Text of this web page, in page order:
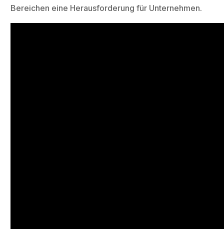
Bereichen eine Herausforderung für Unternehmen.